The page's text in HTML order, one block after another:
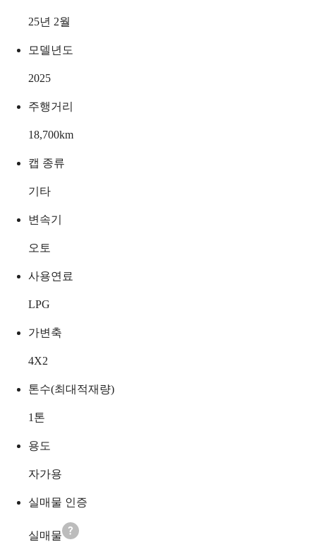
25년 2월
모델년도
2025
주행거리
18,700km
캡 종류
기타
변속기
오토
사용연료
LPG
가변축
4X2
톤수(최대적재량)
1 톤
용도
자가용
실매물 인증
실매물